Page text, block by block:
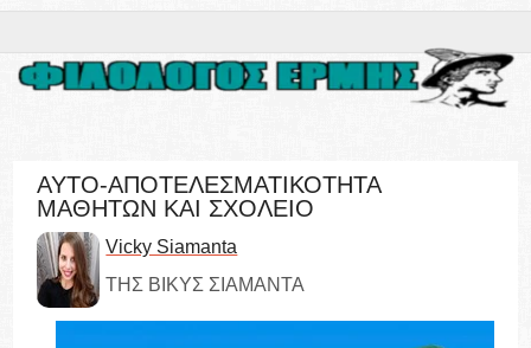
ΑΥΤΟ-ΑΠΟΤΕΛΕΣΜΑΤΙΚΟΤΗΤΑ
ΜΑΘΗΤΩΝ ΚΑΙ ΣΧΟΛΕΙΟ
Vicky Siamanta
ΤΗΣ ΒΙΚΥΣ ΣΙΑΜΑΝΤΑ